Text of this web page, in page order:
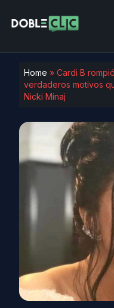
Home » Cardi B
verdaderos motivos
Nicki Minaj